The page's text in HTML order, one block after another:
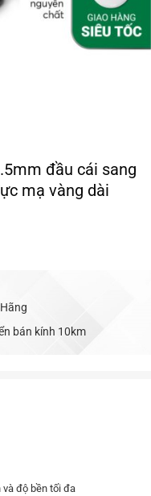
đầu cái sang
mạ vàng dài
bán kính 10km
và độ bền tối đa